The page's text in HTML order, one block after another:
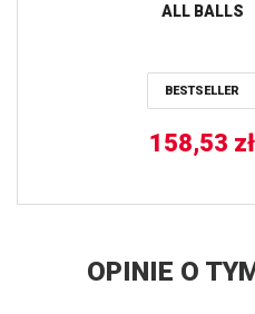
ALL BALLS
BESTSELLER
158,53 zł
OPINIE O